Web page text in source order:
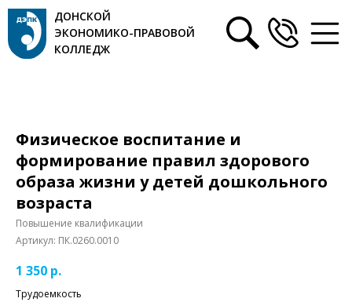
ДОНСКОЙ
ЭКОНОМИКО-ПРАВОВОЙ
КОЛЛЕДЖ
Физическое воспитание и
формирование правил здорового
образа жизни у детей дошкольного
возраста
Повышение квалификации
Артикул: ПК.0260.0010
1 350 р.
Трудоемкость